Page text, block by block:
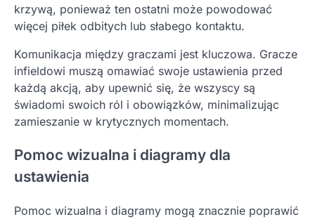
krzywą, ponieważ ten ostatni może powodować
więcej piłek odbitych lub słabego kontaktu.
Komunikacja między graczami jest kluczowa. Gracze
infieldowi muszą omawiać swoje ustawienia przed
każdą akcją, aby upewnić się, że wszyscy są
świadomi swoich ról i obowiązków, minimalizując
zamieszanie w krytycznych momentach.
Pomoc wizualna i diagramy dla
ustawienia
Pomoc wizualna i diagramy mogą znacznie poprawić